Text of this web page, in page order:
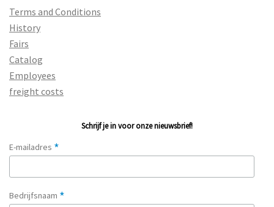
Terms and Conditions
History
Fairs
Catalog
Employees
freight costs
Schrijf je in voor onze nieuwsbrief!
E-mailadres *
Bedrijfsnaam *